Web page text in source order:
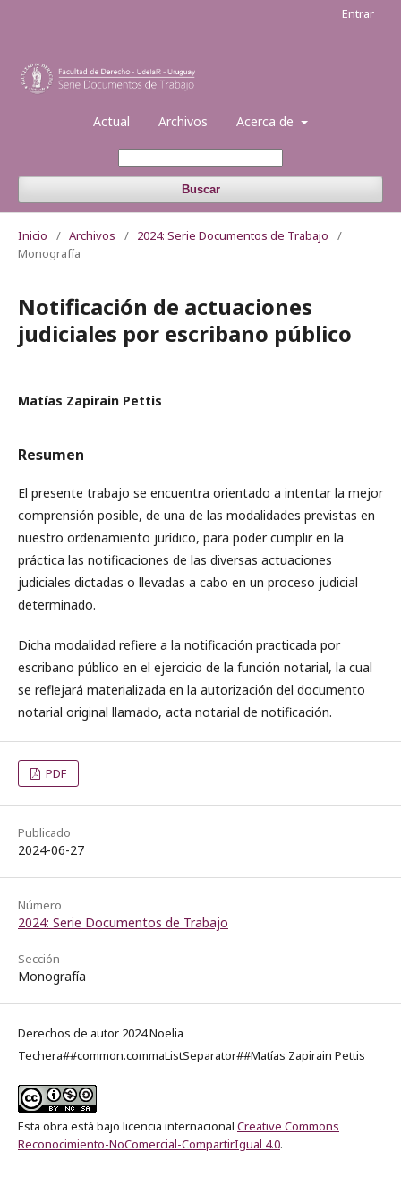
Actual Archivos Acerca de
Buscar
Entrar
Inicio / Archivos / 2024: Serie Documentos de Trabajo
/
Monografía
Notificación de actuaciones
judiciales por escribano público
Matías Zapirain Pettis
Resumen
El presente trabajo se encuentra orientado a intentar la mejor
comprensión posible, de una de las modalidades previstas en
nuestro ordenamiento jurídico, para poder cumplir en la
práctica las notificaciones de las diversas actuaciones
judiciales dictadas o llevadas a cabo en un proceso judicial
determinado.
Dicha modalidad refiere a la notificación practicada por
escribano público en el ejercicio de la función notarial, la cual
se reflejará materializada en la autorización del documento
notarial original llamado, acta notarial de notificación.
PDF
Publicado
2024-06-27
Número
2024: Serie Documentos de Trabajo
Sección
Monografía
Derechos de autor 2024 Noelia
Techera##common.commaListSeparator##Matías Zapirain Pettis
Esta obra está bajo licencia internacional Creative Commons
Reconocimiento-NoComercial-CompartirIgual 4.0.